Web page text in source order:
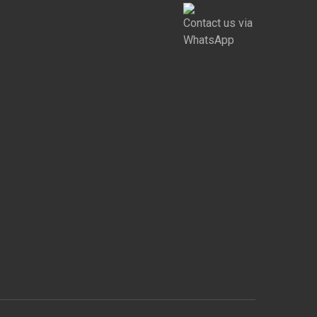
Contact us via
WhatsApp